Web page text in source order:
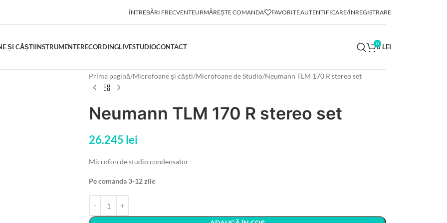
ÎNTREBĂRI FRECVENTEURMĂREȘTE COMANDA FAVORITEAUTENTIFICARE/ÎNREGISTRARE
ȘI CĂȘTIINSTRUMENTERECORDINGLIVESTUDIOCONTACT 00LEI
Prima pagină Microfoane și căști Microfoane de Studio Neumann TLM 170 R stereo set
Neumann TLM 170 R stereo set
26.245 lei
Microfon de studio condensator
Pe comanda 3-12 zile